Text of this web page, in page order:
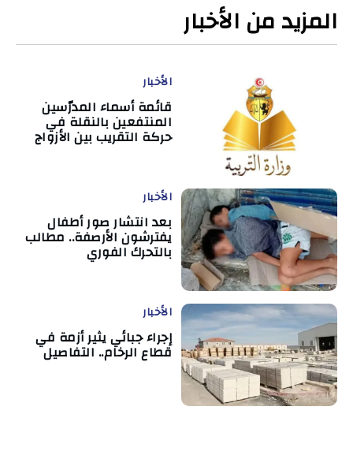
المزيد من الأخبار
الأخبار
قائمة أسماء المدرّسين
المنتفعين بالنقلة في
حركة التقريب بين الأزواج
الأخبار
بعد انتشار صور أطفال
يفترشون الأرصفة.. مطالب
بالتحرك الفوري
الأخبار
إجراء جبائي يثير أزمة في
قطاع الرخام.. التفاصيل